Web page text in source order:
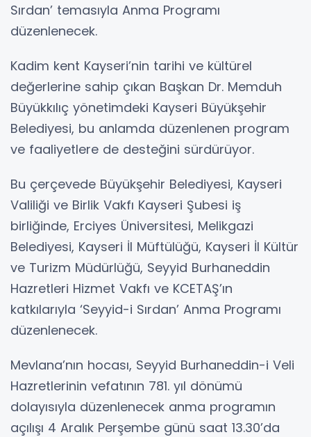
Sırdan’ temasıyla Anma Programı
düzenlenecek.
Kadim kent Kayseri’nin tarihi ve kültürel
değerlerine sahip çıkan Başkan Dr. Memduh
Büyükkılıç yönetimdeki Kayseri Büyükşehir
Belediyesi, bu anlamda düzenlenen program
ve faaliyetlere de desteğini sürdürüyor.
Bu çerçevede Büyükşehir Belediyesi, Kayseri
Valiliği ve Birlik Vakfı Kayseri Şubesi iş
birliğinde, Erciyes Üniversitesi, Melikgazi
Belediyesi, Kayseri İl Müftülüğü, Kayseri İl Kültür
ve Turizm Müdürlüğü, Seyyid Burhaneddin
Hazretleri Hizmet Vakfı ve KCETAŞ’ın
katkılarıyla ‘Seyyid-i Sırdan’ Anma Programı
düzenlenecek.
Mevlana’nın hocası, Seyyid Burhaneddin-i Veli
Hazretlerinin vefatının 781. yıl dönümü
dolayısıyla düzenlenecek anma programın
açılışı 4 Aralık Perşembe günü saat 13.30’da